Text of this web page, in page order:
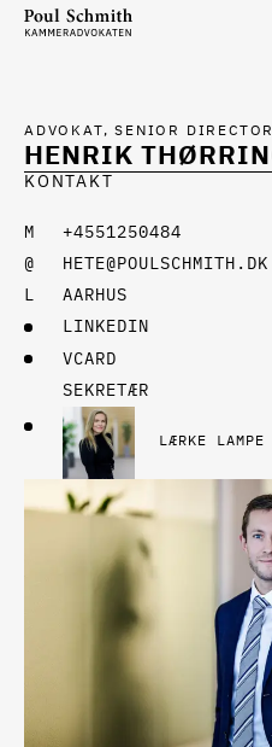
HENRIK
ADVOKAT, SENIOR DIRECTOR
KONTAKT
+4551250484
HETE@POULSCHMITH.DK
AARHUS
LINKEDIN
VCARD
SEKRETÆR
LÆRKE LAMPE